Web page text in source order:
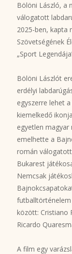
Bölöni László, a
válogatott
2025-ben, kapta
Szövetségének
„Sport
Bölöni Lászlót
erdélyi
egyszerre lehet
kiemelkedő
egyetlen magyar
emelhette a
román
Bukarest
Nemcsak
között: Cristiano
Ricardo
A film egy